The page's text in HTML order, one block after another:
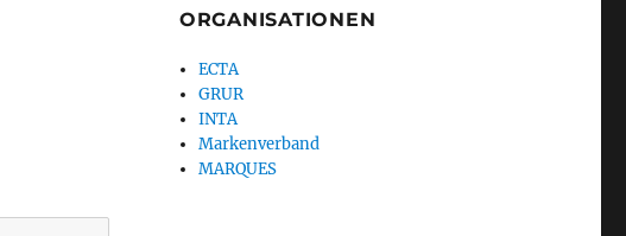
ORGANISATIONEN
ECTA
GRUR
INTA
Markenverband
MARQUES